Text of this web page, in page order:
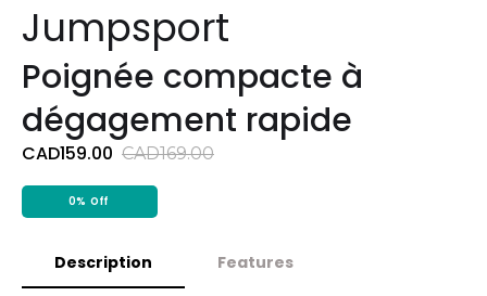
Jumpsport
Poignée compacte à
dégagement rapide
CAD159.00 CAD169.00
0% Off
Description Features